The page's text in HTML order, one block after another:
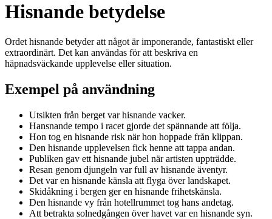
Hisnande betydelse
Ordet hisnande betyder att något är imponerande, fantastiskt eller
extraordinärt. Det kan användas för att beskriva en
häpnadsväckande upplevelse eller situation.
Exempel på användning
Utsikten från berget var hisnande vacker.
Hansnande tempo i racet gjorde det spännande att följa.
Hon tog en hisnande risk när hon hoppade från klippan.
Den hisnande upplevelsen fick henne att tappa andan.
Publiken gav ett hisnande jubel när artisten uppträdde.
Resan genom djungeln var full av hisnande äventyr.
Det var en hisnande känsla att flyga över landskapet.
Skidåkning i bergen ger en hisnande frihetskänsla.
Den hisnande vy från hotellrummet tog hans andetag.
Att betrakta solnedgången över havet var en hisnande syn.